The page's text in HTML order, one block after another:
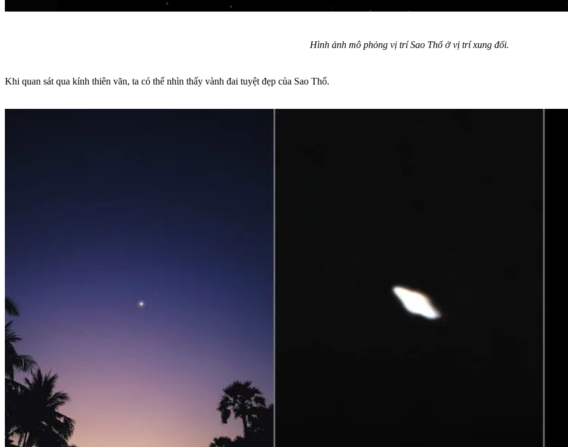
Hình ảnh mô phỏng vị trí Sao Thổ ở vị trí xung đối.
Khi quan sát qua kính thiên văn, ta có thể nhìn thấy vành đai tuyệt đẹp của Sao Thổ.